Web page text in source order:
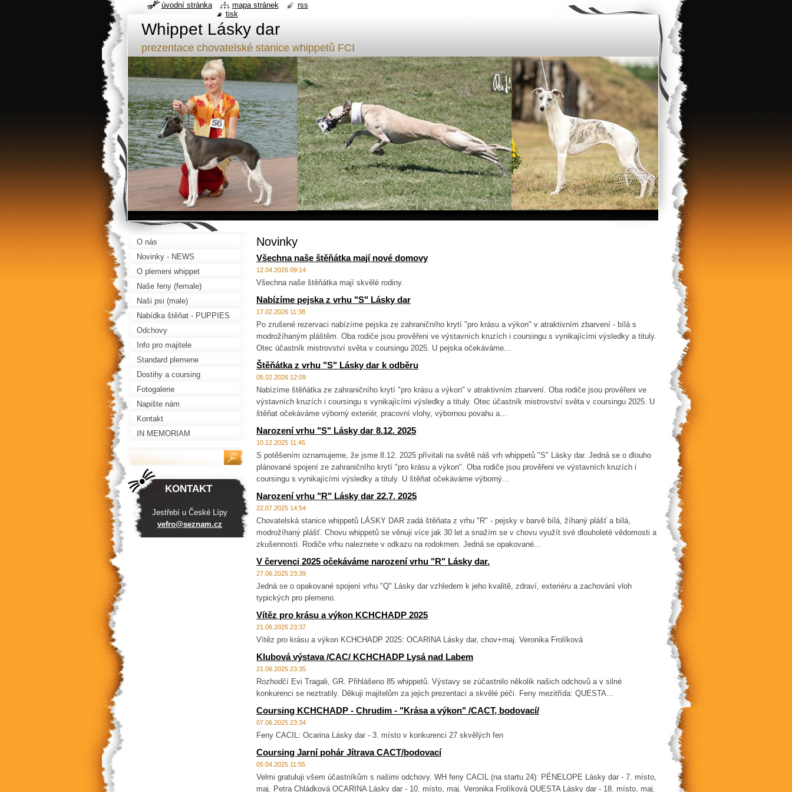
Whippet Lásky dar
prezentace chovatelské stanice whippetů FCI
Novinky
Všechna naše štěňátka mají nové domovy
12.04.2026 09:14
Všechna naše štěňátka mají skvělé rodiny.
Nabízíme pejska z vrhu "S" Lásky dar
17.02.2026 11:38
Po zrušené rezervaci nabízíme pejska ze zahraničního krytí "pro krásu a výkon" v atraktivním zbarvení - bílá s
modrožíhaným pláštěm. Oba rodiče jsou prověřeni ve výstavních kruzích i coursingu s vynikajícími výsledky a tituly.
Otec účastník mistrovství světa v coursingu 2025. U pejska očekáváme...
Štěňátka z vrhu "S" Lásky dar k odběru
05.02.2026 12:09
Nabízíme štěňátka ze zahraničního krytí "pro krásu a výkon" v atraktivním zbarvení. Oba rodiče jsou prověřeni ve
výstavních kruzích i coursingu s vynikajícími výsledky a tituly. Otec účastník mistrovství světa v coursingu 2025. U
štěňat očekáváme výborný exteriér, pracovní vlohy, výbornou povahu a...
Narození vrhu "S" Lásky dar 8.12. 2025
10.12.2025 11:45
S potěšením oznamujeme, že jsme 8.12. 2025 přívitali na světě náš vrh whippetů "S" Lásky dar. Jedná se o dlouho
plánované spojení ze zahraničního krytí "pro krásu a výkon". Oba rodiče jsou prověřeni ve výstavních kruzích i
coursingu s vynikajícími výsledky a tituly. U štěňat očekáváme výborný...
Narození vrhu "R" Lásky dar 22.7. 2025
22.07.2025 14:54
Chovatelská stanice whippetů LÁSKY DAR zadá štěňata z vrhu "R" - pejsky v barvě bílá, žíhaný plášť a bílá,
modrožíhaný plášť. Chovu whippetů se věnuji více jak 30 let a snažím se v chovu využít své dlouholeté vědomosti a
zkušennosti. Rodiče vrhu naleznete v odkazu na rodokmen. Jedná se opakované...
V červenci 2025 očekáváme narození vrhu "R" Lásky dar.
27.06.2025 23:39
Jedná se o opakované spojení vrhu "Q" Lásky dar vzhledem k jeho kvalitě, zdraví, exteriéru a zachování vloh
typických pro plemeno.
Vítěz pro krásu a výkon KCHCHADP 2025
21.06.2025 23:37
Vítěz pro krásu a výkon KCHCHADP 2025: OCARINA Lásky dar, chov+maj. Veronika Frolíková
Klubová výstava /CAC/ KCHCHADP Lysá nad Labem
21.06.2025 23:35
Rozhodčí Evi Tragali, GR. Přihlášeno 85 whippetů. Výstavy se zúčastnilo několik našich odchovů a v silné
konkurenci se neztratily. Děkuji majitelům za jejich prezentaci a skvělé péči. Feny mezitřída: QUESTA...
Coursing KCHCHADP - Chrudim - "Krása a výkon" /CACT, bodovací/
07.06.2025 23:34
Feny CACIL: Ocarina Lásky dar - 3. místo v konkurenci 27 skvělých fen
Coursing Jarní pohár Jítrava CACT/bodovací
05.04.2025 11:55
Velmi gratuluji všem účastníkům s našimi odchovy. WH feny CACIL (na startu 24): PÉNELOPE Lásky dar - 7. místo,
maj. Petra Chládková OCARINA Lásky dar - 10. místo, maj. Veronika Frolíková QUESTA Lásky dar - 18. místo, maj.
O nás
Novinky - NEWS
O plemeni whippet
Naše feny (female)
Naši psi (male)
Nabídka štěňat - PUPPIES
FOR SALE
Odchovy
Info pro majitele
Standard plemene
Dostihy a coursing
Fotogalerie
Napište nám
Kontakt
IN MEMORIAM
KONTAKT
Jestřebí u České Lípy
vefro@seznam.cz
úvodní stránka mapa stránek
rss
tisk